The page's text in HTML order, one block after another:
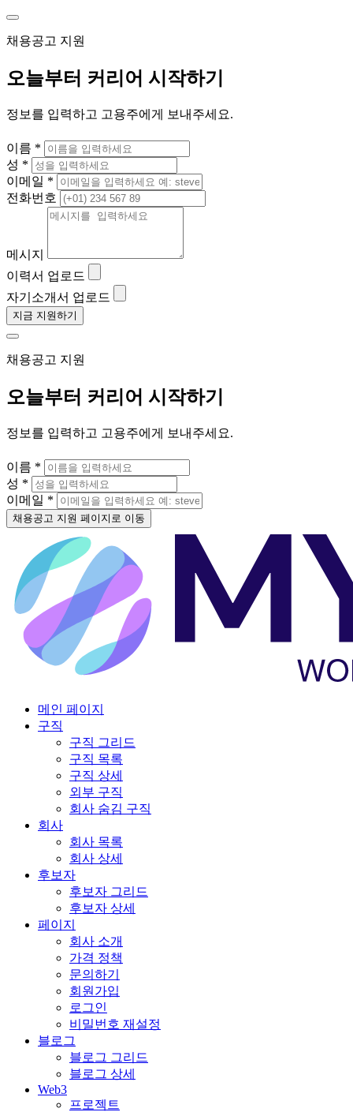
채용공고 지원
오늘부터 커리어 시작하기
정보를 입력하고 고용주에게 보내주세요.
이름 *
성 *
이메일 *
전화번호
메시지
이력서 업로드
자기소개서 업로드
지금 지원하기
채용공고 지원
오늘부터 커리어 시작하기
정보를 입력하고 고용주에게 보내주세요.
이름 *
성 *
이메일 *
채용공고 지원 페이지로 이동
메인 페이지
구직
구직 그리드
구직 목록
구직 상세
외부 구직
회사 숨김 구직
회사
회사 목록
회사 상세
후보자
후보자 그리드
후보자 상세
페이지
회사 소개
가격 정책
문의하기
회원가입
로그인
비밀번호 재설정
블로그
블로그 그리드
블로그 상세
Web3
프로젝트